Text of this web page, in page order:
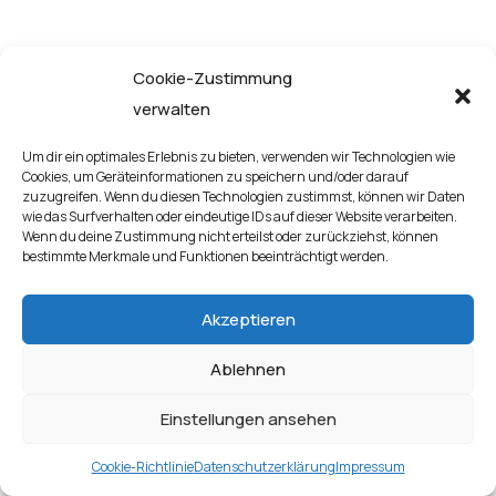
Cookie-Zustimmung
verwalten
Um dir ein optimales Erlebnis zu bieten, verwenden wir Technologien wie
Cookies, um Geräteinformationen zu speichern und/oder darauf
zuzugreifen. Wenn du diesen Technologien zustimmst, können wir Daten
wie das Surfverhalten oder eindeutige IDs auf dieser Website verarbeiten.
Wenn du deine Zustimmung nicht erteilst oder zurückziehst, können
bestimmte Merkmale und Funktionen beeinträchtigt werden.
Akzeptieren
Ablehnen
Einstellungen ansehen
Cookie-RichtlinieDatenschutzerklärungImpressum